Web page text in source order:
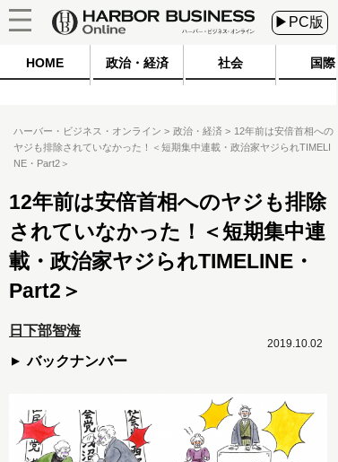
▶PC版
HOME 政治・経済 社会 国際
ハーバー・ビジネス・オンライン 政治・経済
12年前は安倍首相への
ヤジも排除されていなかった！＜短期集中連載・政治家ヤジられTIMELI
NE・Part2＞
12年前は安倍首相へのヤジも排除
されていなかった！＜短期集中連
載・政治家ヤジられTIMELINE・
Part2＞
日下部智海
バックナンバー
2019.10.02